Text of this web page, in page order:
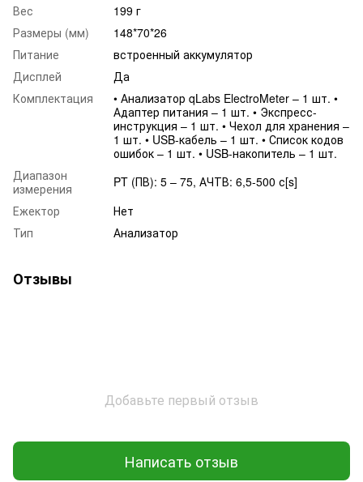
Вес
199 г
Размеры (мм)
148*70*26
Питание
встроенный аккумулятор
Дисплей
Да
Комплектация
• Анализатор qLabs ElectroMeter – 1 шт. •
Адаптер питания – 1 шт. • Экспресс-
инструкция – 1 шт. • Чехол для хранения –
1 шт. • USB-кабель – 1 шт. • Список кодов
ошибок – 1 шт. • USB-накопитель – 1 шт.
Диапазон
измерения
PT (ПВ): 5 – 75, АЧТВ: 6,5-500 с[s]
Ежектор
Нет
Тип
Анализатор
Отзывы
Добавьте первый отзыв
Написать отзыв